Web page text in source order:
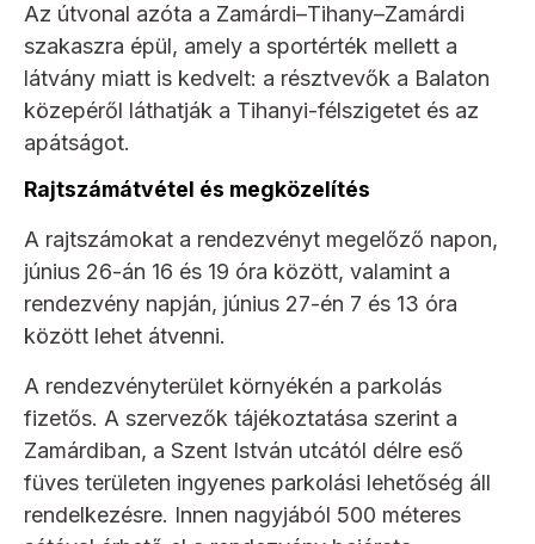
Az útvonal azóta a Zamárdi–Tihany–Zamárdi
szakaszra épül, amely a sportérték mellett a
látvány miatt is kedvelt: a résztvevők a Balaton
közepéről láthatják a Tihanyi-félszigetet és az
apátságot.
Rajtszámátvétel és megközelítés
A rajtszámokat a rendezvényt megelőző napon,
június 26-án 16 és 19 óra között, valamint a
rendezvény napján, június 27-én 7 és 13 óra
között lehet átvenni.
A rendezvényterület környékén a parkolás
fizetős. A szervezők tájékoztatása szerint a
Zamárdiban, a Szent István utcától délre eső
füves területen ingyenes parkolási lehetőség áll
rendelkezésre. Innen nagyjából 500 méteres